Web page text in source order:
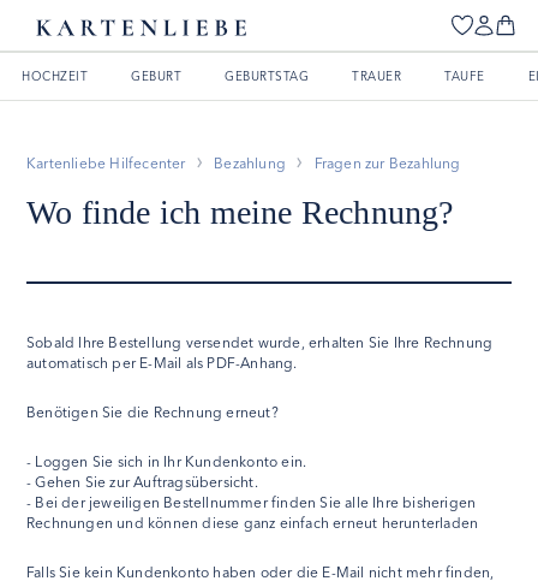
HOCHZEIT GEBURT GEBURTSTAG TRAUER TAUFE
Kartenliebe Hilfecenter Bezahlung Fragen zur Bezahlung
Wo finde ich meine Rechnung?
Sobald Ihre Bestellung versendet wurde, erhalten Sie Ihre Rechnung
automatisch per E-Mail als PDF-Anhang.
Benötigen Sie die Rechnung erneut?
- Loggen Sie sich in Ihr Kundenkonto ein.
- Gehen Sie zur Auftragsübersicht.
- Bei der jeweiligen Bestellnummer finden Sie alle Ihre bisherigen
Rechnungen und können diese ganz einfach erneut herunterladen
Falls Sie kein Kundenkonto haben oder die E-Mail nicht mehr finden,